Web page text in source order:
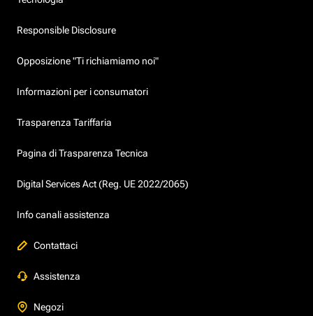
Responsible Disclosure
Opposizione "Ti richiamiamo noi"
Informazioni per i consumatori
Trasparenza Tariffaria
Pagina di Trasparenza Tecnica
Digital Services Act (Reg. UE 2022/2065)
Info canali assistenza
Contattaci
Assistenza
Negozi